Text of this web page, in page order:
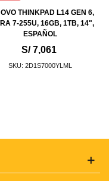
THINKPAD L14 GEN 6,
7-255U, 16GB, 1TB, 14",
ESPAÑOL
S/ 7,061
SKU: 2D1S7000YLML